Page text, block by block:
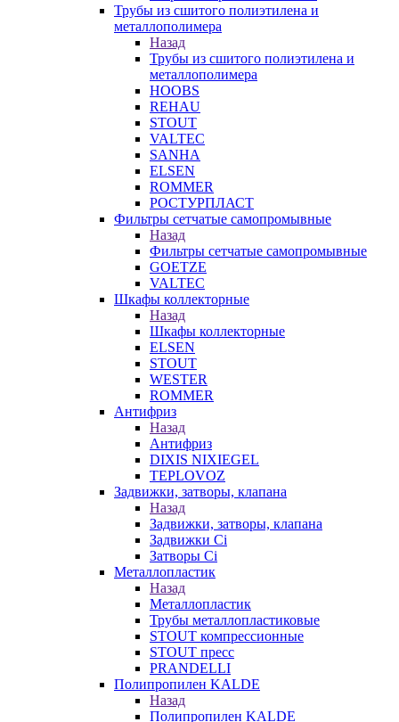
Трубы из сшитого полиэтилена и
металлополимера
Назад
Трубы из сшитого полиэтилена и
металлополимера
HOOBS
REHAU
STOUT
VALTEC
SANHA
ELSEN
ROMMER
РОСТУРПЛАСТ
Фильтры сетчатые самопромывные
Назад
Фильтры сетчатые самопромывные
GOETZE
VALTEC
Шкафы коллекторные
Назад
Шкафы коллекторные
ELSEN
STOUT
WESTER
ROMMER
Антифриз
Назад
Антифриз
DIXIS NIXIEGEL
TEPLOVOZ
Задвижки, затворы, клапана
Назад
Задвижки, затворы, клапана
Задвижки Ci
Затворы Ci
Металлопластик
Назад
Металлопластик
Трубы металлопластиковые
STOUT компрессионные
STOUT пресс
PRANDELLI
Полипропилен KALDE
Назад
Полипропилен KALDE